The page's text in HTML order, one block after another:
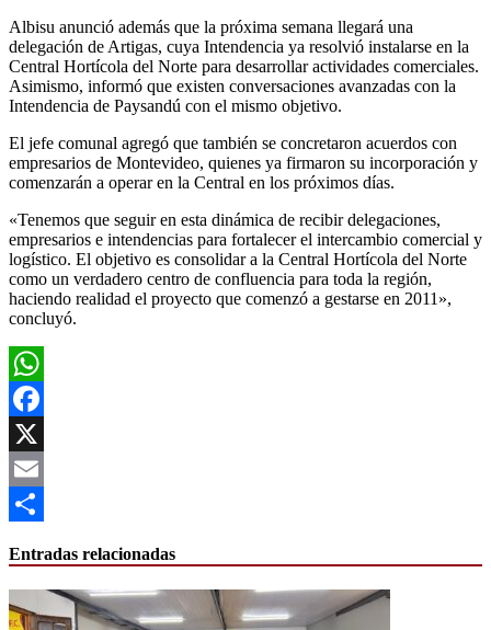
Albisu anunció además que la próxima semana llegará una
delegación de Artigas, cuya Intendencia ya resolvió instalarse en la
Central Hortícola del Norte para desarrollar actividades comerciales.
Asimismo, informó que existen conversaciones avanzadas con la
Intendencia de Paysandú con el mismo objetivo.
El jefe comunal agregó que también se concretaron acuerdos con
empresarios de Montevideo, quienes ya firmaron su incorporación y
comenzarán a operar en la Central en los próximos días.
«Tenemos que seguir en esta dinámica de recibir delegaciones,
empresarios e intendencias para fortalecer el intercambio comercial y
logístico. El objetivo es consolidar a la Central Hortícola del Norte
como un verdadero centro de confluencia para toda la región,
haciendo realidad el proyecto que comenzó a gestarse en 2011»,
concluyó.
WhatsApp
Facebook
X
Email
Entradas relacionadas